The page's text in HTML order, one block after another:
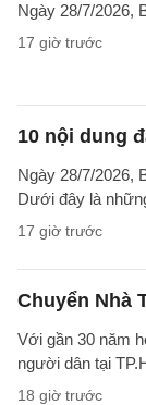
Ngày 28/7/2026,
17 giờ trước
10 nội dung
Ngày 28/7/2026,
Dưới đây là
17 giờ trước
Chuyển Nhà
Với gần 30 năm
người dân tại
18 giờ trước